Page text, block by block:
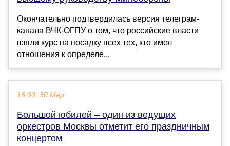
Окончательно подтвердилась версия телеграм-
канала ВЧК-ОГПУ о том, что российские власти
взяли курс на посадку всех тех, кто имел
отношения к определе...
16:00, 30 Мар
Большой юбилей – один из ведущих
оркестров Москвы отметит его праздничным
концертом